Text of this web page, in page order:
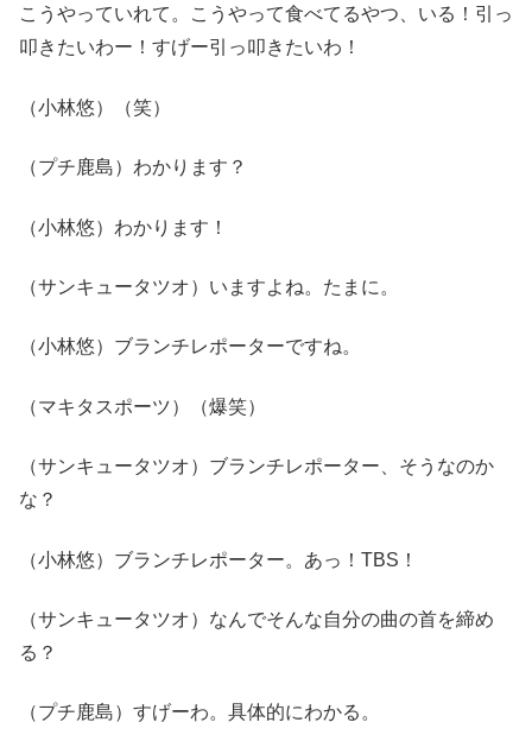
こうやっていれて。こうやって食べてるやつ、いる！引っ
叩きたいわー！すげー引っ叩きたいわ！
（小林悠）（笑）
（プチ鹿島）わかります？
（小林悠）わかります！
（サンキュータツオ）いますよね。たまに。
（小林悠）ブランチレポーターですね。
（マキタスポーツ）（爆笑）
（サンキュータツオ）ブランチレポーター、そうなのか
な？
（小林悠）ブランチレポーター。あっ！TBS！
（サンキュータツオ）なんでそんな自分の曲の首を締め
る？
（プチ鹿島）すげーわ。具体的にわかる。